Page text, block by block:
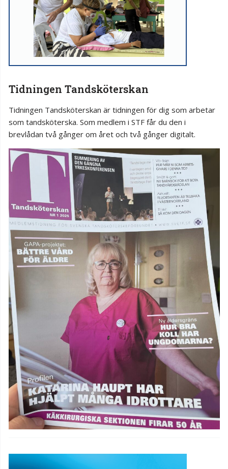
Tidningen Tandsköterskan
Tidningen Tandsköterskan är tidningen för dig som arbetar
som tandsköterska. Som medlem i STF får du den i
brevlådan två gånger om året och två gånger digitalt.